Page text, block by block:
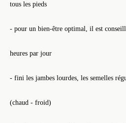
tous les pieds
- pour un bien-être optimal, il est
heures par jour
- fini les jambes lourdes, les semelles
(chaud - froid)